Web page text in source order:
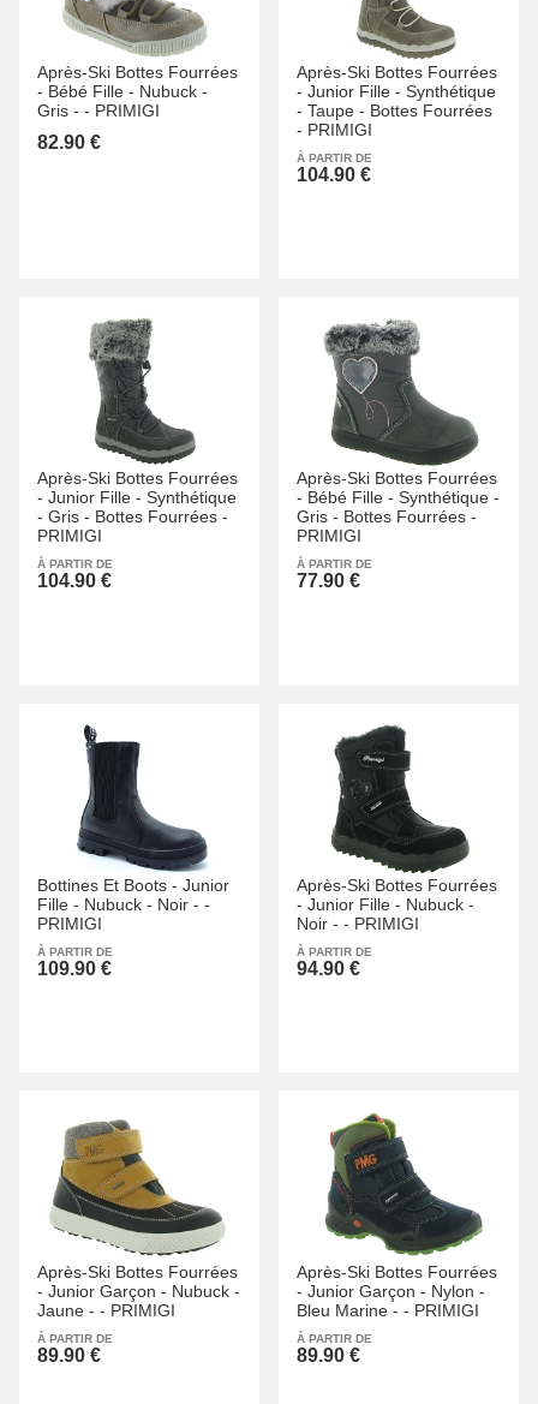
Après-Ski Bottes Fourrées
- Bébé Fille - Nubuck -
Gris - - PRIMIGI
82.90 €
Après-Ski Bottes Fourrées
- Junior Fille - Synthétique
- Taupe - Bottes Fourrées
- PRIMIGI
À PARTIR DE
104.90 €
Après-Ski Bottes Fourrées
- Junior Fille - Synthétique
- Gris - Bottes Fourrées -
PRIMIGI
À PARTIR DE
104.90 €
Après-Ski Bottes Fourrées
- Bébé Fille - Synthétique -
Gris - Bottes Fourrées -
PRIMIGI
À PARTIR DE
77.90 €
Bottines Et Boots - Junior
Fille - Nubuck - Noir - -
PRIMIGI
À PARTIR DE
109.90 €
Après-Ski Bottes Fourrées
- Junior Fille - Nubuck -
Noir - - PRIMIGI
À PARTIR DE
94.90 €
Après-Ski Bottes Fourrées
- Junior Garçon - Nubuck -
Jaune - - PRIMIGI
À PARTIR DE
89.90 €
Après-Ski Bottes Fourrées
- Junior Garçon - Nylon -
Bleu Marine - - PRIMIGI
À PARTIR DE
89.90 €